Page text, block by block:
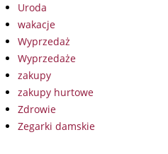
Uroda
wakacje
Wyprzedaż
Wyprzedaże
zakupy
zakupy hurtowe
Zdrowie
Zegarki damskie